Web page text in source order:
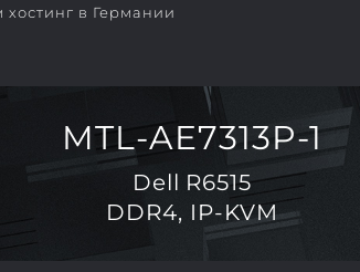
хостинг в Германии
MTL-AE7313P-1
Dell R6515
DDR4, IP-KVM